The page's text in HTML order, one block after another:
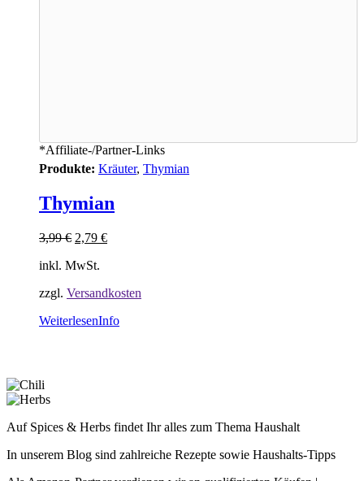
*Affiliate-/Partner-Links
Produkte: Kräuter, Thymian
Thymian
3,99€ 2,79 €
inkl. MwSt.
zzgl. Versandkosten
WeiterlesenInfo
Auf Spices & Herbs findet Ihr alles zum Thema Haushalt
In unserem Blog sind zahlreiche Rezepte sowie Haushalts-Tipps